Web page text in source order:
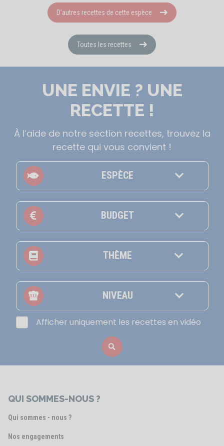
D'autres recettes de cette espèce
Toutes les recettes
UNE ENVIE ? UNE
RECETTE !
À l’aide de notre section recettes, trouvez la
recette qui vous convient !
ESPÈCE
BUDGET
THÈME
NIVEAU
Afficher uniquement les recettes en vidéo
QUI SOMMES-NOUS ?
Qui sommes - nous ?
Nos engagements